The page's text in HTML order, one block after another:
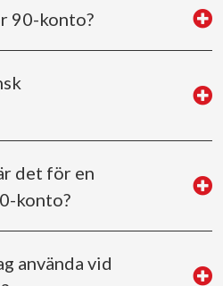
90-konto?
det för en
konto?
använda vid